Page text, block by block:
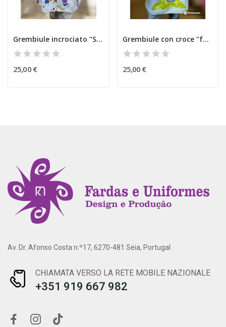
Grembiule incrociato "Scuola"
25,00 €
Grembiule con croce "farfalla"
25,00 €
Av. Dr. Afonso Costa n.º17, 6270-481 Seia, Portugal
CHIAMATA VERSO LA RETE MOBILE NAZIONALE
+351 919 667 982